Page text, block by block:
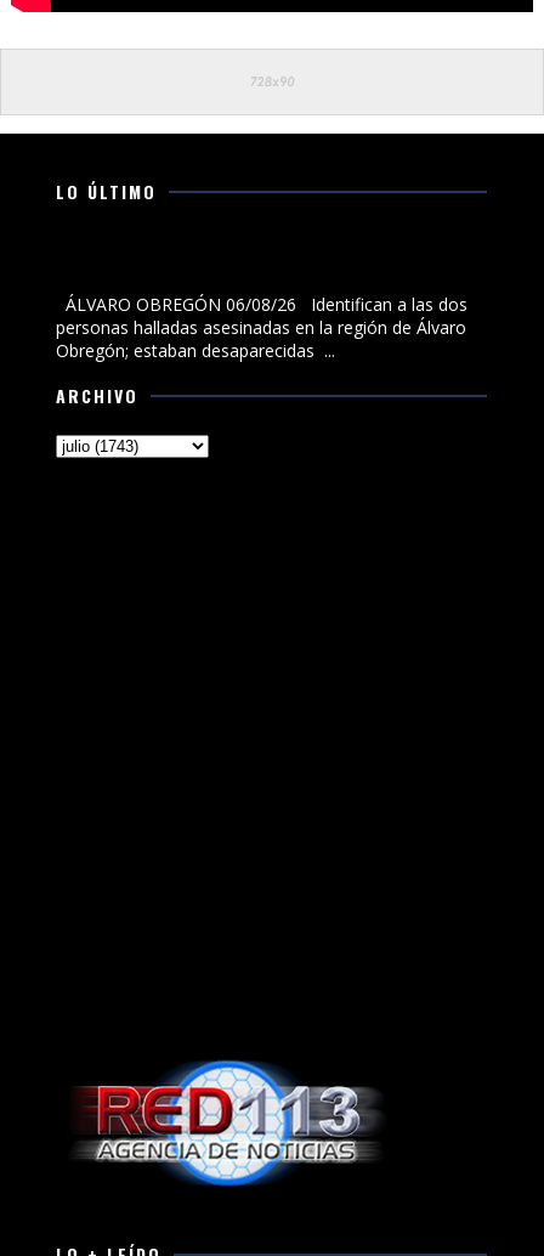
LO ÚLTIMO
ÁLVARO OBREGÓN 06/08/26 Identifican a las dos
personas halladas asesinadas en la región de Álvaro
Obregón; estaban desaparecidas ...
ARCHIVO